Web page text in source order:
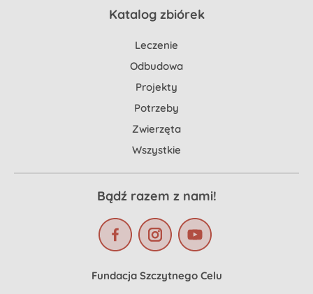
Katalog zbiórek
Leczenie
Odbudowa
Projekty
Potrzeby
Zwierzęta
Wszystkie
Bądź razem z nami!
Fundacja Szczytnego Celu